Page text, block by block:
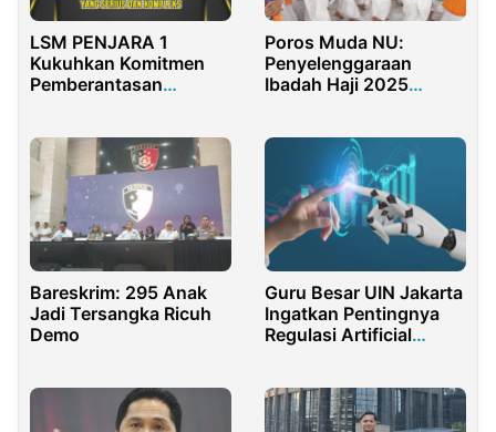
LSM PENJARA 1
Kukuhkan Komitmen
Pemberantasan
Mega Korupsi yang
Serius dan Kompleks
Poros Muda NU:
Penyelenggaraan
Ibadah Haji 2025
Bareskrim: 295 Anak
Jadi Tersangka Ricuh
Demo
Guru Besar UIN Jakarta
Ingatkan Pentingnya
Regulasi Artificial